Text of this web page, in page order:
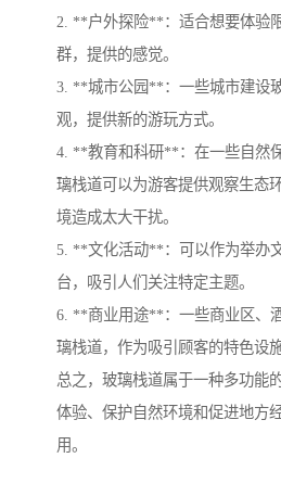
2. **户外探险**：适合想要体验
群，提供的感觉。
3. **城市公园**：一些城市建设
观，提供新的游玩方式。
4. **教育和科研**：在一些自然
璃栈道可以为游客提供观察生态
境造成太大干扰。
5. **文化活动**：可以作为举办
台，吸引人们关注特定主题。
6. **商业用途**：一些商业区、
璃栈道，作为吸引顾客的特色设施
总之，玻璃栈道属于一种多功能
体验、保护自然环境和促进地方
用。